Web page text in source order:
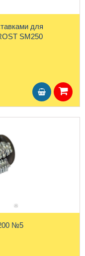
для
SM250
Барабан в сборе SM 200 №5